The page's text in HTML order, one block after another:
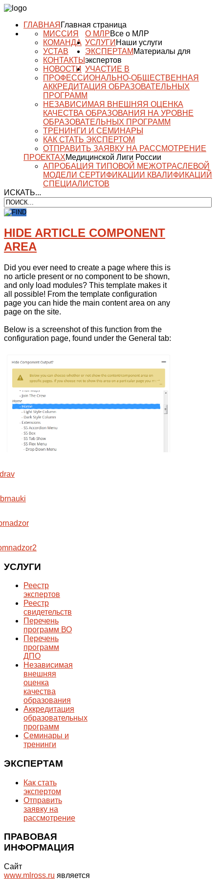
ГЛАВНАЯ Главная страница
О МЛРВсе о МЛР
МИССИЯ
КОМАНДА
УСТАВ
КОНТАКТЫ
НОВОСТИ
УСЛУГИ Наши услуги
ПРОФЕССИОНАЛЬНО-ОБЩЕСТВЕННАЯ
АККРЕДИТАЦИЯ ОБРАЗОВАТЕЛЬНЫХ
ПРОГРАММ
НЕЗАВИСИМАЯ ВНЕШНЯЯ ОЦЕНКА
КАЧЕСТВА ОБРАЗОВАНИЯ НА УРОВНЕ
ОБРАЗОВАТЕЛЬНЫХ ПРОГРАММ
ТРЕНИНГИ И СЕМИНАРЫ
ЭКСПЕРТАМ Материалы для
экспертов
КАК СТАТЬ ЭКСПЕРТОМ
ОТПРАВИТЬ ЗАЯВКУ НА РАССМОТРЕНИЕ
УЧАСТИЕ В
ПРОЕКТАХМедицинской Лиги России
АПРОБАЦИЯ ТИПОВОЙ МЕЖОТРАСЛЕВОЙ
МОДЕЛИ СЕРТИФИКАЦИИ КВАЛИФИКАЦИЙ
СПЕЦИАЛИСТОВ
ИСКАТЬ...
HIDE ARTICLE COMPONENT
AREA
Did you ever need to create a page where this is
no article present or no component to be shown,
and only load modules? This template makes it
all possible! From the template configuration
page you can hide the main content area on any
page on the site.
Below is a screenshot of this function from the
configuration page, found under the General tab:
УСЛУГИ
Реестр
экспертов
Реестр
свидетельств
Перечень
программ ВО
Перечень
программ
ДПО
Независимая
внешняя
оценка
качества
образования
Аккредитация
образовательных
программ
Семинары и
тренинги
ЭКСПЕРТАМ
Как стать
экспертом
Отправить
заявку на
рассмотрение
ПРАВОВАЯ
ИНФОРМАЦИЯ
Сайт
www.mlross.ru является